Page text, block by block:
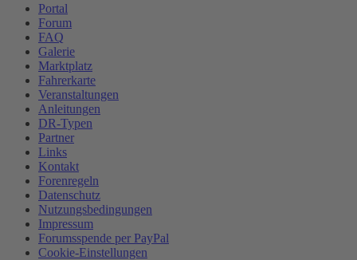
Portal
Forum
FAQ
Galerie
Marktplatz
Fahrerkarte
Veranstaltungen
Anleitungen
DR-Typen
Partner
Links
Kontakt
Forenregeln
Datenschutz
Nutzungsbedingungen
Impressum
Forumsspende per PayPal
Cookie-Einstellungen